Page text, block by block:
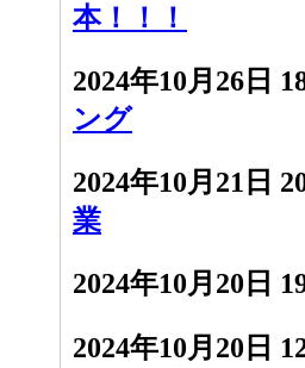
本！！！
2024年10月26日
ング
2024年10月21日
業
2024年10月20日
2024年10月20日